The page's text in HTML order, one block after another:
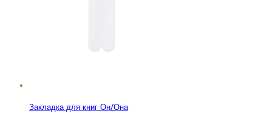
Закладка для книг Он/Она